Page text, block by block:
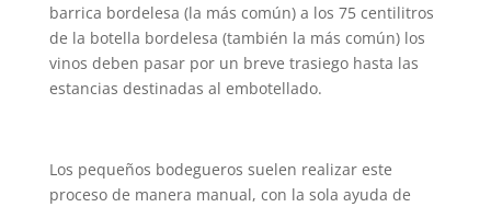
barrica bordelesa (la más común) a los 75 centilitros
de la botella bordelesa (también la más común) los
vinos deben pasar por un breve trasiego hasta las
estancias destinadas al embotellado.
Los pequeños bodegueros suelen realizar este
proceso de manera manual, con la sola ayuda de